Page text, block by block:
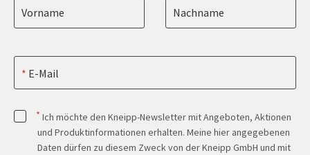
Vorname Nachname
E-Mail
* Ich möchte den Kneipp-Newsletter mit Angeboten, Aktionen
und Produktinformationen erhalten. Meine hier angegebenen
Daten dürfen zu diesem Zweck von der Kneipp GmbH und mit